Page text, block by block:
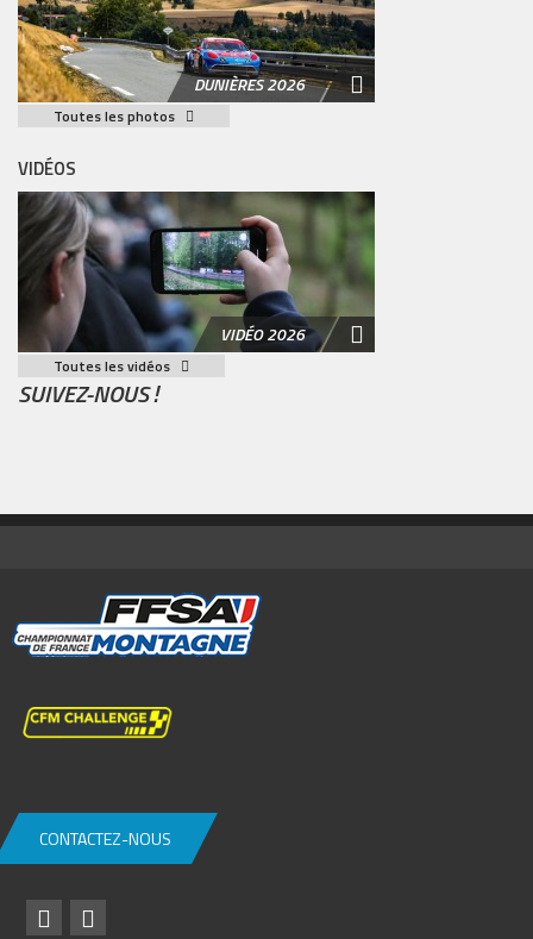
DUNIÈRES 2026
Toutes les photos
VIDÉOS
VIDÉO 2026
Toutes les vidéos
SUIVEZ-NOUS !
CONTACTEZ-NOUS